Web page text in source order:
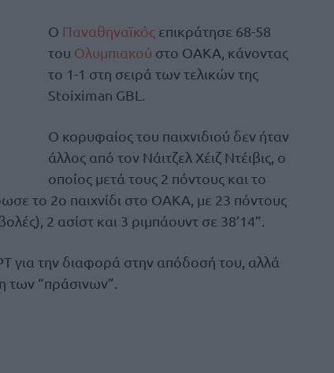
Ο Παναθηναϊκόςεπικράτησε 68-58
του Ολυμπιακού στο ΟΑΚΑ, κάνοντας
το 1-1 στη σειρά των τελικών της
Stoiximan GBL.
Ο κορυφαίος του παιχνιδιού δεν ήταν
άλλος από τον Νάιτζελ Χέιζ Ντέιβις, ο
οποίος μετά τους 2 πόντους και το
το 2ο παιχνίδι στο ΟΑΚΑ, με 23 πόντους
2 ασίστ και 3 ριμπάουντ σε 38’14”.
για την διαφορά στην απόδοσή του, αλλά
των “πράσινων”.